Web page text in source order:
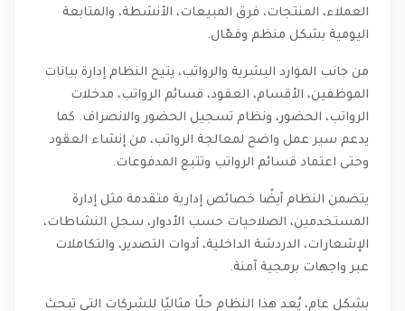
العملاء، المنتجات، فرق المبيعات، الأنشطة، والمتابعة
اليومية بشكل منظم وفعّال.
من جانب الموارد البشرية والرواتب، يتيح النظام إدارة بيانات
الموظفين، الأقسام، العقود، قسائم الرواتب، مدخلات
الرواتب، الحضور، ونظام تسجيل الحضور والانصراف. كما
يدعم سير عمل واضح لمعالجة الرواتب، من إنشاء العقود
وحتى اعتماد قسائم الرواتب وتتبع المدفوعات.
يتضمن النظام أيضًا خصائص إدارية متقدمة مثل إدارة
المستخدمين، الصلاحيات حسب الأدوار، سجل النشاطات،
الإشعارات، الدردشة الداخلية، أدوات التصدير، والتكاملات
عبر واجهات برمجية آمنة.
بشكل عام، يُعد هذا النظام حلًا مثاليًا للشركات التي تبحث